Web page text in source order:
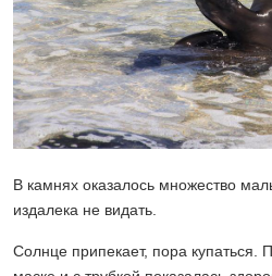
В камнях оказалось множество
издалека не видать.
Солнце припекает, пора купаться.